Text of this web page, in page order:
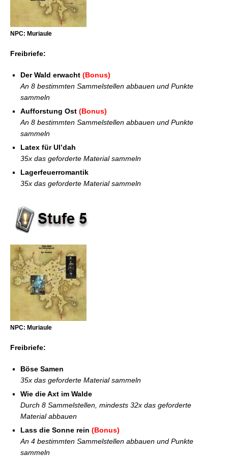
NPC: Muriaule
Freibriefe:
Der Wald erwacht (Bonus)
An 8 bestimmten Sammelstellen abbauen und Punkte
sammeln
Aufforstung Ost (Bonus)
An 8 bestimmten Sammelstellen abbauen und Punkte
sammeln
Latex für Ul’dah
35x das geforderte Material sammeln
Lagerfeuerromantik
35x das geforderte Material sammeln
NPC: Muriaule
Freibriefe:
Böse Samen
35x das geforderte Material sammeln
Wie die Axt im Walde
Durch 8 Sammelstellen, mindests 32x das geforderte
Material abbauen
Lass die Sonne rein (Bonus)
An 4 bestimmten Sammelstellen abbauen und Punkte
sammeln